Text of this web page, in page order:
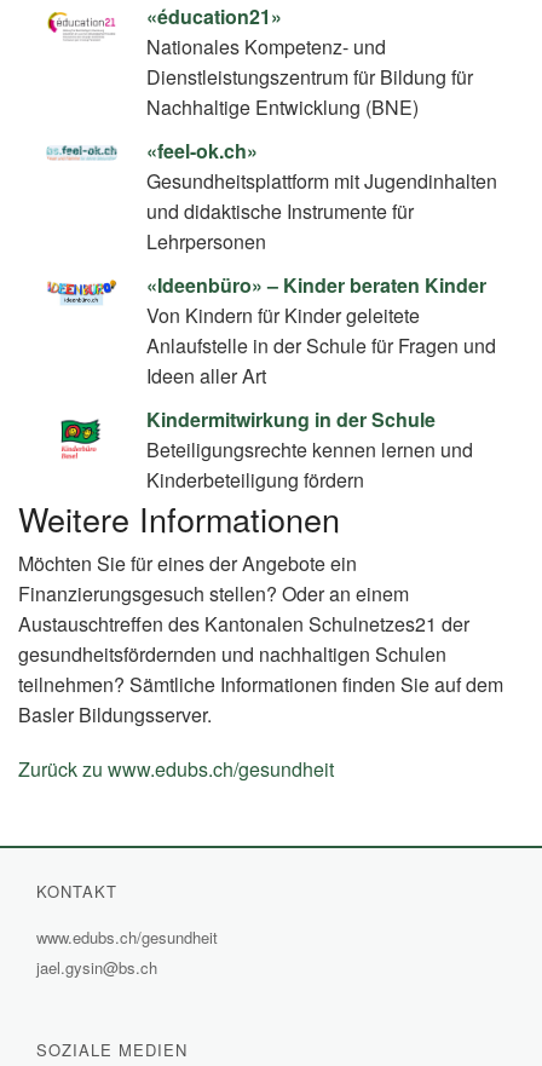
«éducation21»
Nationales Kompetenz- und
Dienstleistungszentrum für Bildung für
Nachhaltige Entwicklung (BNE)
«feel-ok.ch»
Gesundheitsplattform mit Jugendinhalten
und didaktische Instrumente für
Lehrpersonen
«Ideenbüro» – Kinder beraten Kinder
Von Kindern für Kinder geleitete
Anlaufstelle in der Schule für Fragen und
Ideen aller Art
Kindermitwirkung in der Schule
Beteiligungsrechte kennen lernen und
Kinderbeteiligung fördern
Weitere Informationen
Möchten Sie für eines der Angebote ein
Finanzierungsgesuch stellen? Oder an einem
Austauschtreffen des Kantonalen Schulnetzes21 der
gesundheitsfördernden und nachhaltigen Schulen
teilnehmen? Sämtliche Informationen finden Sie auf dem
Basler Bildungsserver.
Zurück zu www.edubs.ch/gesundheit
KONTAKT
www.edubs.ch/gesundheit
jael.gysin@bs.ch
SOZIALE MEDIEN